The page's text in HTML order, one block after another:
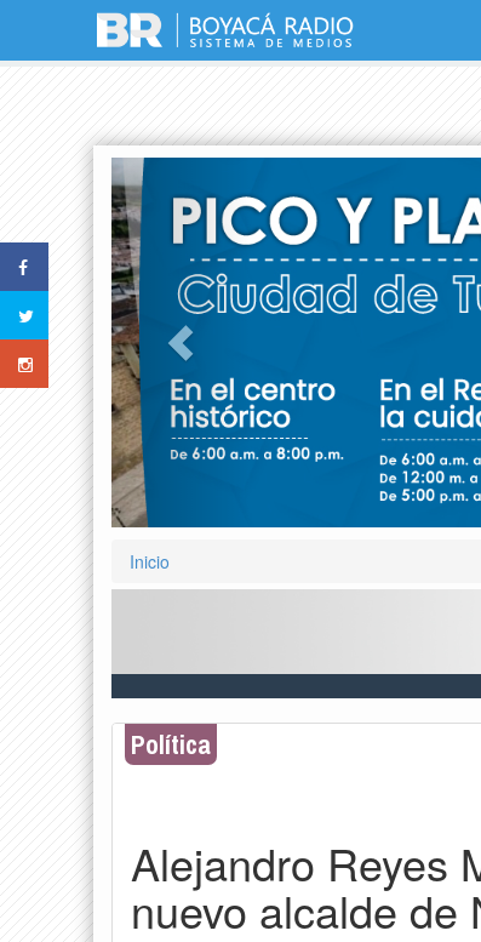
Inicio
Política
Alejandro Reyes
nuevo alcalde de